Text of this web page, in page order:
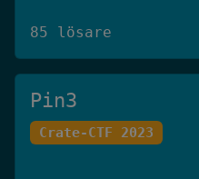
85 lösare
Pin3
Crate-CTF 2023